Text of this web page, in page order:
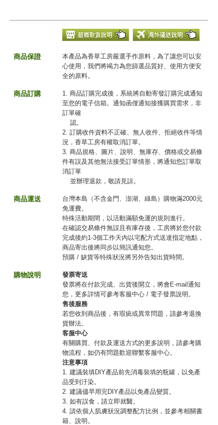
商品保證
本產品為香草工房嚴選手作原料，為了讓您可以安
心使用，我們將竭力為您篩選品質好、使用方便安
全的原料。
商品訂購
1. 商品訂購完成後，系統將自動寄發訂購完成通知
至您的電子信箱。通知函僅通知接獲購買需求，非
訂單確
認。
2. 訂購收件資料不正確、無人收件、拒絕收件等情
況，香草工房有權取消訂單。
3. 商品規格、圖片、說明、無庫存、價格或交易條
件有誤及其他無法接受訂單情形，將通知您訂單取
消訂單
並辦理退款，敬請見諒。
商品運送
台灣本島（不含金門、澎湖、綠島）購物滿2000元
免運費。
特殊活動期間，以活動滿額免運的規則進行。
在確認交易條件無誤且有庫存後，工房將於您付款
完成後約1-3個工作天內以宅配方式送達指定地點，
商品寄出後將同步以簡訊通知您。
預購 / 缺貨等特殊狀況將另外告知出貨時間。
購物說明
發票寄送
發票將在付款完成、出貨後開立，將會E-mail通知
您，更多詳情可參考客服中心 / 電子發票說明。
售後服務
若您收到商品後，有瑕疵或異常問題，請參考退換
貨辦法。
客服中心
有關購買、付款及運送方式的更多說明，請參考購
物流程，如仍有問題歡迎聯繫客服中心。
注意事項
1. 建議裝填DIY產品前先消毒裝填的瓶罐，以免產
品受到汙染。
2. 建議儘早用完DIY產品以免產品變質。
3. 如有誤食，請立即就醫。
4. 請依個人肌膚狀況調整配方比例，並參考相關書
籍、說明。